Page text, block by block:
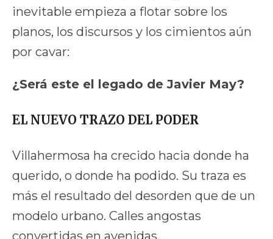
inevitable empieza a flotar sobre los
planos, los discursos y los cimientos aún
por cavar:
¿Será este el legado de Javier May?
EL NUEVO TRAZO DEL PODER
Villahermosa ha crecido hacia donde ha
querido, o donde ha podido. Su traza es
más el resultado del desorden que de un
modelo urbano. Calles angostas